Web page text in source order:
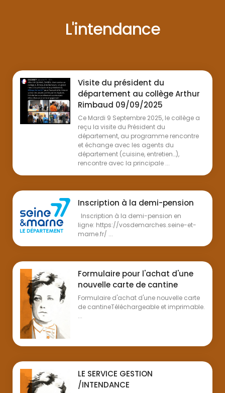
L'intendance
Visite du président du
département au collège Arthur
Rimbaud 09/09/2025
Ce Mardi 9 Septembre 2025, le collège a
reçu la visite du Président du
département, au programme rencontre
et échange avec les agents du
département (cuisine, entretien…),
rencontre avec la principale ...
Inscription à la demi-pension
Inscription à la demi-pension en
ligne: https://vosdemarches.seine-et-
marne.fr/ ...
Formulaire pour l'achat d'une
nouvelle carte de cantine
Formulaire d'achat d'une nouvelle carte
de cantineTéléchargeable et imprimable.
...
LE SERVICE GESTION
/INTENDANCE